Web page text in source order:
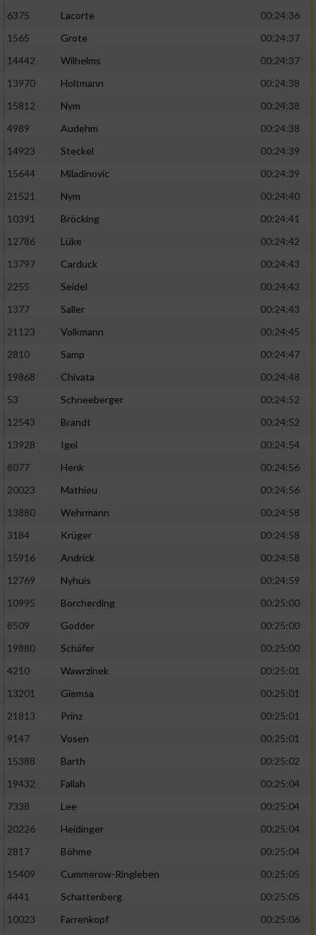
6375
Lacorte
00:24:36
1565
Grote
00:24:37
14442
Wilhelms
00:24:37
13970
Holtmann
00:24:38
15812
Nym
00:24:38
4989
Audehm
00:24:38
14923
Steckel
00:24:39
15644
Miladinovic
00:24:39
21521
Nym
00:24:40
10391
Bröcking
00:24:41
12786
Lüke
00:24:42
13797
Carduck
00:24:43
2255
Seidel
00:24:43
1377
Saller
00:24:43
21123
Volkmann
00:24:45
2810
Samp
00:24:47
19868
Chivata
00:24:48
53
Schneeberger
00:24:52
12543
Brandt
00:24:52
13928
Igel
00:24:54
8077
Henk
00:24:56
20023
Mathieu
00:24:56
13880
Wehrmann
00:24:58
3184
Krüger
00:24:58
15916
Andrick
00:24:58
12769
Nyhuis
00:24:59
10995
Borcherding
00:25:00
8509
Godder
00:25:00
19880
Schäfer
00:25:00
4210
Wawrzinek
00:25:01
13201
Giemsa
00:25:01
21813
Prinz
00:25:01
9147
Vosen
00:25:01
15388
Barth
00:25:02
19432
Fallah
00:25:04
7338
Lee
00:25:04
20226
Heidinger
00:25:04
2817
Böhme
00:25:04
15409
Cummerow-Ringleben
00:25:05
4441
Schattenberg
00:25:05
10023
Farrenkopf
00:25:06